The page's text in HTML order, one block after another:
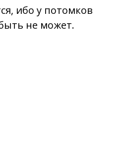
ибо у потомков
не может.